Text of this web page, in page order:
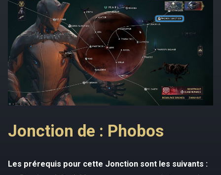
Jonction de : Phobos
Les prérequis pour cette Jonction sont les suivants :